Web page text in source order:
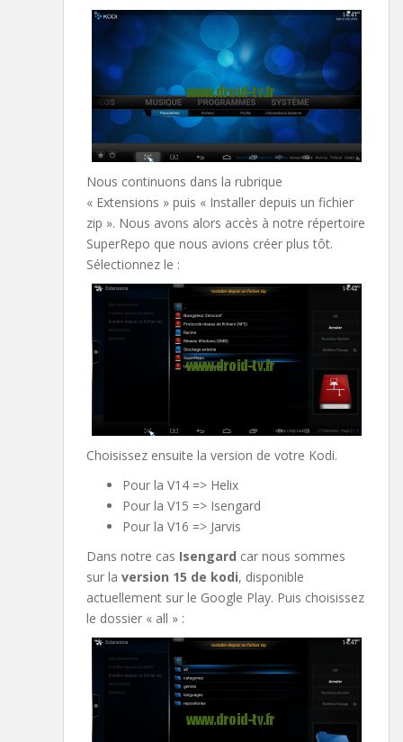
Nous continuons dans la rubrique
« Extensions » puis « Installer depuis un fichier
zip ». Nous avons alors accès à notre répertoire
SuperRepo que nous avions créer plus tôt.
Sélectionnez le :
Choisissez ensuite la version de votre Kodi.
Pour la V14 => Helix
Pour la V15 => Isengard
Pour la V16 => Jarvis
Dans notre cas Isengard car nous sommes
sur la version 15 de kodi, disponible
actuellement sur le Google Play. Puis choisissez
le dossier « all » :